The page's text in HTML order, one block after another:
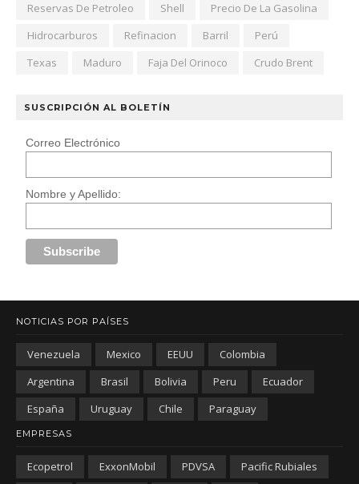
Reservas De Petroleo
Shell
Precio De La Gasolina
Hidrocarburos
Refinacion Barril
Perú
Texas
Maduro Faja Del Orinoco Crudo Brent
SUSCRIPCIÓN AL BOLETÍN
Correo Electrónico
Nombre y Apellido:
NOTICIAS POR PAÍSES
Venezuela Mexico EEUU
Colombia
Argentina
Brasil Bolivia Peru
Ecuador
España
Uruguay Chile Paraguay
EMPRESAS
Ecopetrol ExxonMobil PDVSA
Pacific Rubiales